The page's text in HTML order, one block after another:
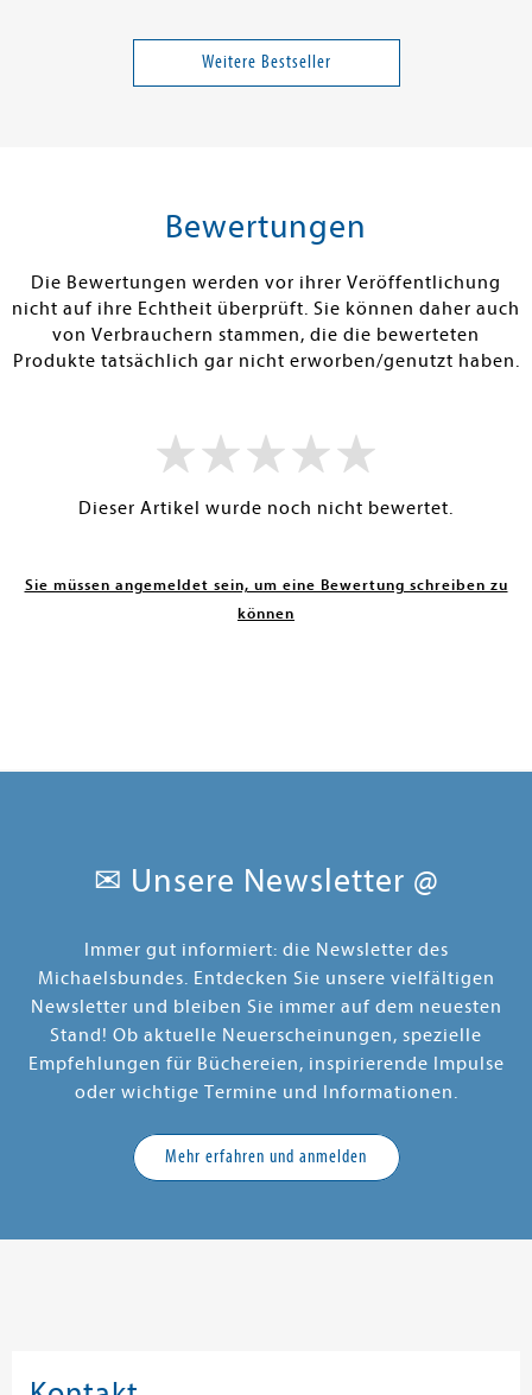
Scheinfasten - mein
Masterplan
Warenkorb
Weitere Bestseller
Bewertungen
Die Bewertungen werden vor ihrer Veröffentlichung
nicht auf ihre Echtheit überprüft. Sie können daher auch
von Verbrauchern stammen, die die bewerteten
Produkte tatsächlich gar nicht erworben/genutzt haben.
Dieser Artikel wurde noch nicht bewertet.
Sie müssen angemeldet sein, um eine Bewertung schreiben zu
können
✉ Unsere Newsletter @
Immer gut informiert: die Newsletter des
Michaelsbundes. Entdecken Sie unsere vielfältigen
Newsletter und bleiben Sie immer auf dem neuesten
Stand! Ob aktuelle Neuerscheinungen, spezielle
Empfehlungen für Büchereien, inspirierende Impulse
oder wichtige Termine und Informationen.
Mehr erfahren und anmelden